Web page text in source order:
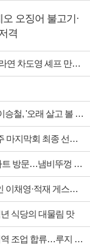
오징어 불고기·
격
차도영 셰프 만난다
살고 볼 일' 특집 출격
회 최종 선택 예고
냄비뚜껑 운동법 소개
·적재 게스트 출연
식당의 대물림 맛
업 합류…루지 체험